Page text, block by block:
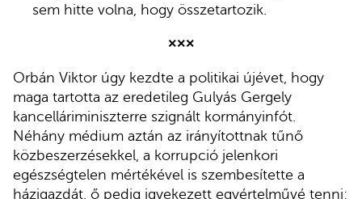
sem hitte volna, hogy összetartozik.
×××
Orbán Viktor úgy kezdte a politikai újévet, hogy
maga tartotta az eredetileg Gulyás Gergely
kancelláriminiszterre szignált kormányinfót.
Néhány médium aztán az irányítottnak tűnő
közbeszerzésekkel, a korrupció jelenkori
egészségtelen mértékével is szembesítette a
házigazdát, ő pedig igyekezett egyértelművé tenni: